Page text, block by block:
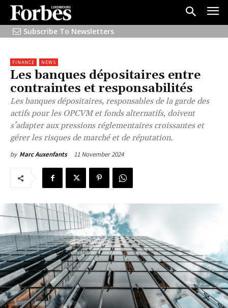
Subscribe To Newsletters
FINANCE NEWS
Les banques dépositaires entre
contraintes et responsabilités
Les banques dépositaires, responsables de la garde des
actifs pour les OPCVM et fonds alternatifs, doivent
s’adapter aux pressions réglementaires croissantes et
gérer les risques de marché et de réputation.
by Marc Auxenfants 11 November 2024